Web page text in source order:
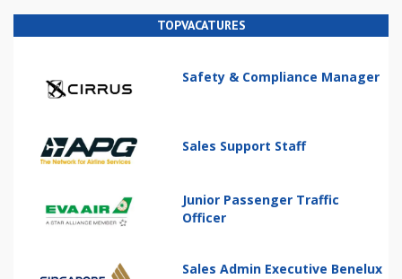
TOPVACATURES
Safety & Compliance Manager
Sales Support Staff
Junior Passenger Traffic
Officer
Sales Admin Executive Benelux